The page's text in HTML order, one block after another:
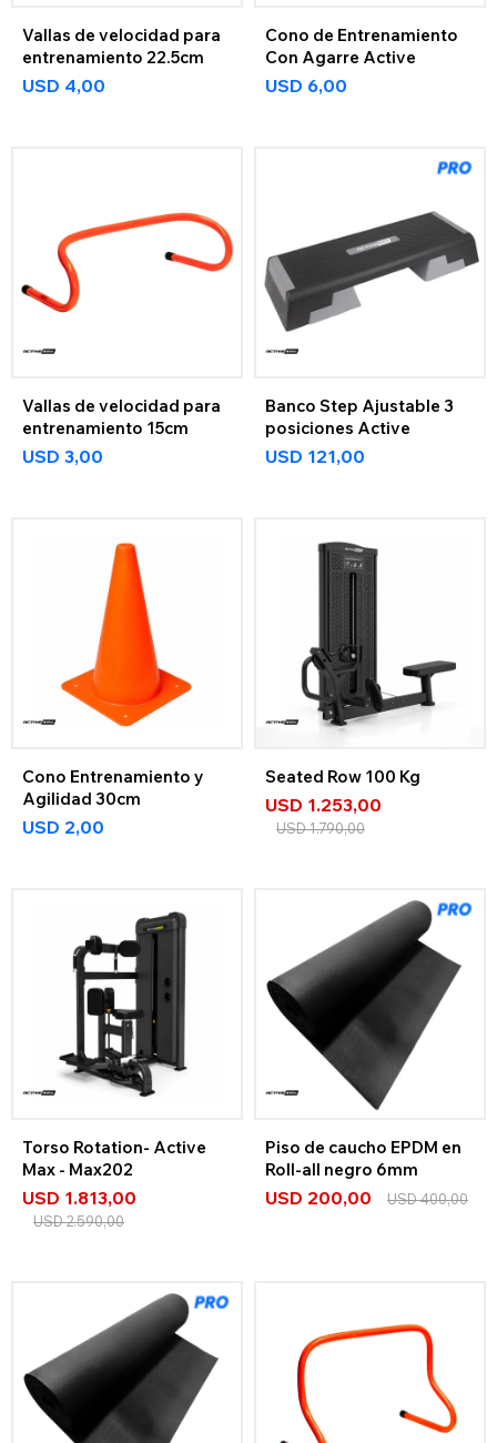
Vallas de velocidad para
entrenamiento 22.5cm
USD 4,00
Cono de Entrenamiento
Con Agarre Active
USD 6,00
Vallas de velocidad para
entrenamiento 15cm
USD 3,00
Banco Step Ajustable 3
posiciones Active
USD 121,00
Cono Entrenamiento y
Agilidad 30cm
USD 2,00
Seated Row 100 Kg
USD 1.253,00
USD1.790,00
Torso Rotation- Active
Max - Max202
USD 1.813,00
USD2.590,00
Piso de caucho EPDM en
Roll-all negro 6mm
USD 200,00 USD400,00